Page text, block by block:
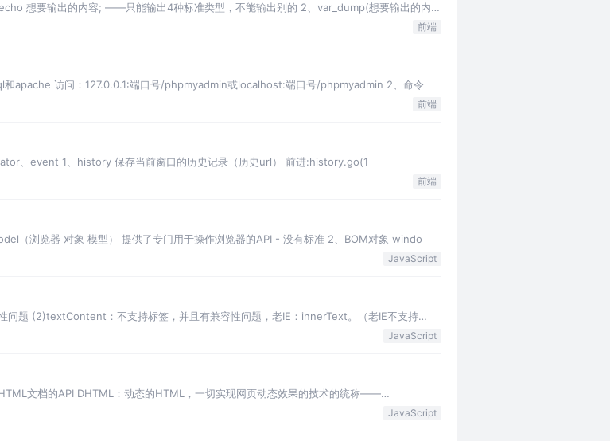
想要输出的内容; ——只能输出4种标准类型，不能输出别的 2、var_dump(想要输出的内
前端
和apache 访问：127.0.0.1:端口号/phpmyadmin或localhost:端口号/phpmyadmin 2、命令
前端
、event 1、history 保存当前窗口的历史记录（历史url） 前进:history.go(1
前端
（浏览器 对象 模型） 提供了专门用于操作浏览器的API - 没有标准 2、BOM对象 windo
JavaScript
问题 (2)textContent：不支持标签，并且有兼容性问题，老IE：innerText。（老IE不支持
JavaScript
文档的API DHTML：动态的HTML，一切实现网页动态效果的技术的统称——
JavaScript